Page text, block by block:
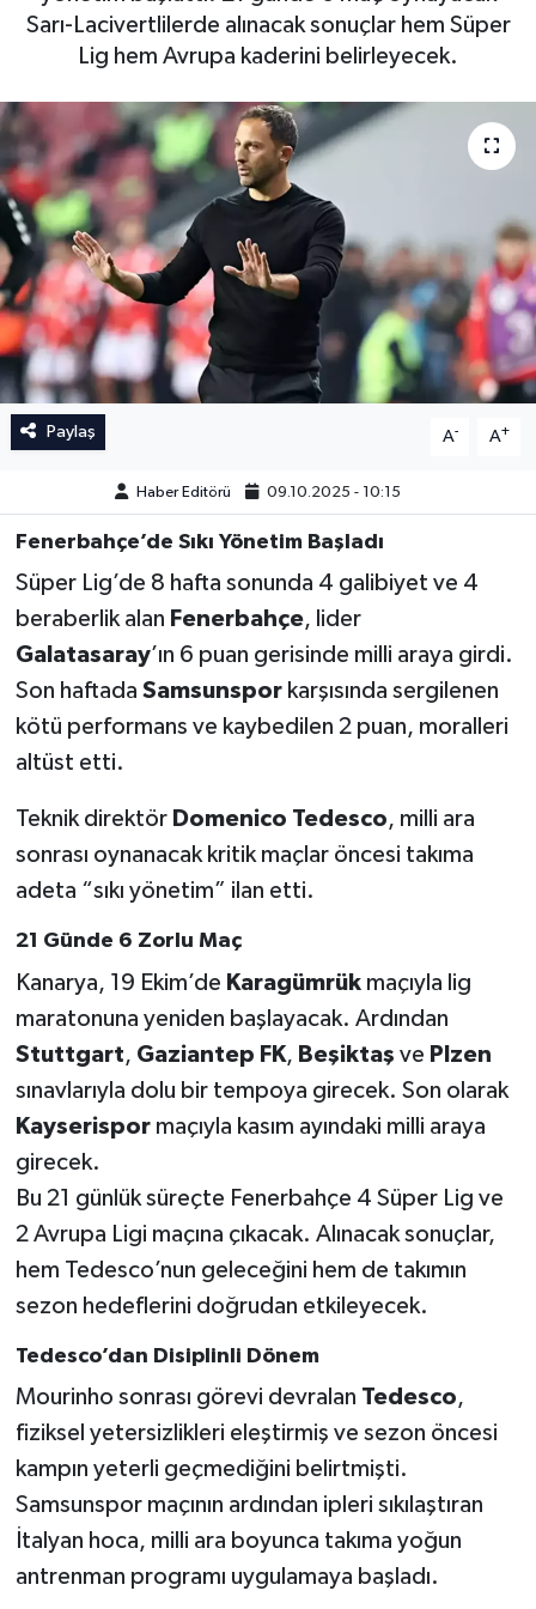
Sarı-Lacivertlilerde alınacak sonuçlar hem Süper
Lig hem Avrupa kaderini belirleyecek.
Paylaş A- A+
Haber Editörü 09.10.2025 - 10:15
Fenerbahçe’de Sıkı Yönetim Başladı
Süper Lig’de 8 hafta sonunda 4 galibiyet ve 4
beraberlik alan Fenerbahçe, lider
Galatasaray’ın 6 puan gerisinde milli araya girdi.
Son haftada Samsunsporkarşısında sergilenen
kötü performans ve kaybedilen 2 puan, moralleri
altüst etti.
Teknik direktör Domenico Tedesco, milli ara
sonrası oynanacak kritik maçlar öncesi takıma
adeta “sıkı yönetim” ilan etti.
21 Günde 6 Zorlu Maç
Kanarya, 19 Ekim’de Karagümrükmaçıyla lig
maratonuna yeniden başlayacak. Ardından
Stuttgart, Gaziantep FK, Beşiktaş ve Plzen
sınavlarıyla dolu bir tempoya girecek. Son olarak
Kayserispormaçıyla kasım ayındaki milli araya
girecek.
Bu 21 günlük süreçte Fenerbahçe 4 Süper Lig ve
2 Avrupa Ligi maçına çıkacak. Alınacak sonuçlar,
hem Tedesco’nun geleceğini hem de takımın
sezon hedeflerini doğrudan etkileyecek.
Tedesco’dan Disiplinli Dönem
Mourinho sonrası görevi devralan Tedesco,
fiziksel yetersizlikleri eleştirmiş ve sezon öncesi
kampın yeterli geçmediğini belirtmişti.
Samsunspor maçının ardından ipleri sıkılaştıran
İtalyan hoca, milli ara boyunca takıma yoğun
antrenman programı uygulamaya başladı.
İngiltere Premier Lig
Almanya Bundesliga
La Liga
Serie A
İngiltere Premier Lig
La Liga
Almanya Bundesliga
Serie A
Fransa Ligue 1
Eredevise
Portekiz Ligi
Diğer Futbol Ligleri
Türkiye Basketbol Ligi
Kadınlar Basketbol Ligi
Diğer Basketbol Ligleri
Formula 1
Hentbol
Bisiklet
Boks
Güreş
Halter
Motor Sporları
Diğer Spor Dalları
Futbolcular